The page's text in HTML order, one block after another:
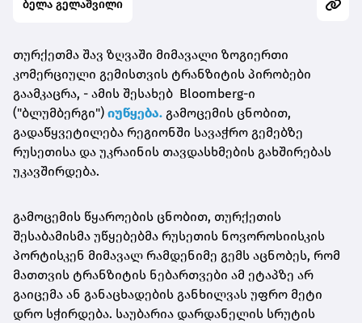
ბელა გელაშვილი
თურქეთმა შავ ზღვაში მიმავალი ზოგიერთი
კომერციული გემისთვის ტრანზიტის პირობები
გაამკაცრა, - ამის შესახებ Bloomberg-ი
("ბლუმბერგი") იუწყება. გამოცემის ცნობით,
გადაწყვეტილება რეგიონში სავაჭრო გემებზე
რუსეთისა და უკრაინის თავდასხმების გახშირებას
უკავშირდება.
გამოცემის წყაროების ცნობით, თურქეთის
შესაბამისმა უწყებებმა რუსეთის ნოვოროსიისკის
პორტისკენ მიმავალ რამდენიმე გემს აცნობეს, რომ
მათთვის ტრანზიტის ნებართვები ამ ეტაპზე არ
გაიცემა ან განაცხადების განხილვას უფრო მეტი
დრო სჭირდება. საუბარია დარდანელის სრუტის